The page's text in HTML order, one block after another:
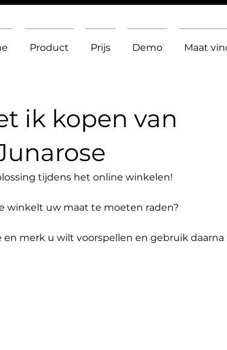
Product Prijs Demo Maat
ik kopen van
tijdens het online winkelen!
winkelt uw maat te moeten raden?
merk u wilt voorspellen en gebruik daarna